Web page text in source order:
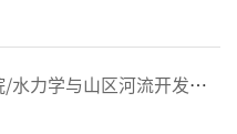
家重点实验室2022年 博士研究生招生拟录取名单公示